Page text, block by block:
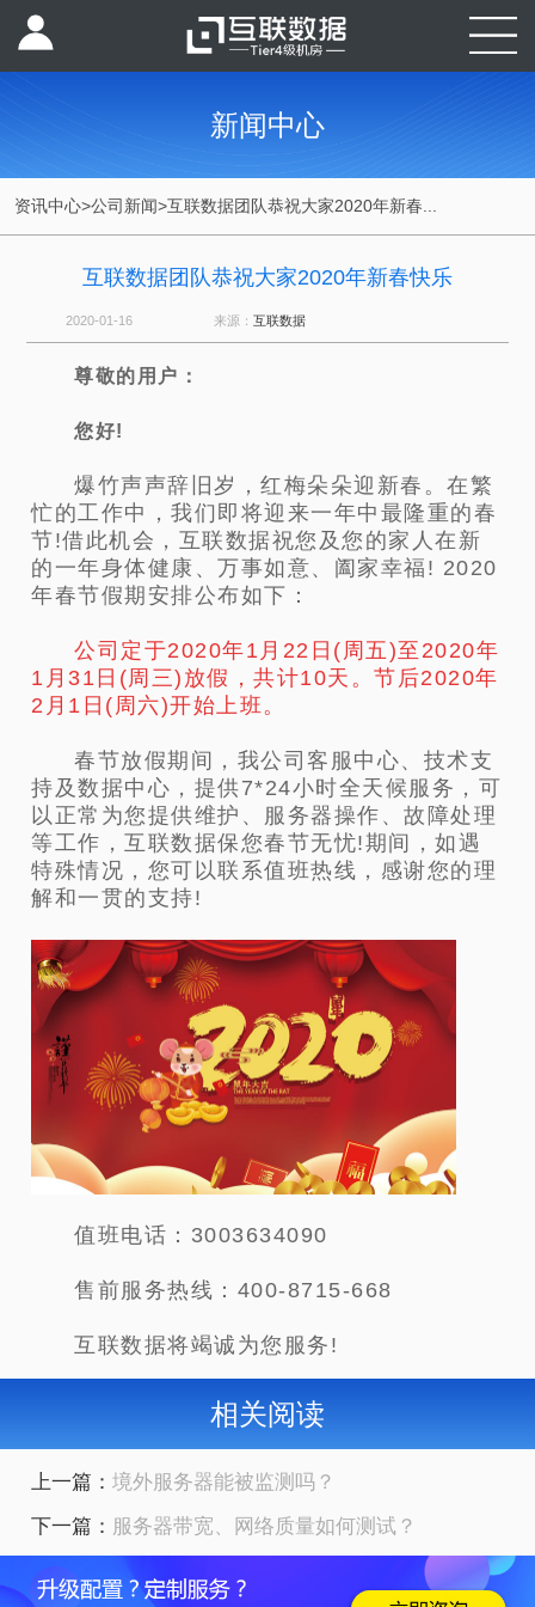
新闻中心
资讯中心>公司新闻>互联数据团队恭祝大家2020年新春...
互联数据团队恭祝大家2020年新春快乐
2020-01-16 来源： 互联数据
尊敬的用户：
您好!
爆竹声声辞旧岁，红梅朵朵迎新春。在繁
忙的工作中，我们即将迎来一年中最隆重的春
节!借此机会，互联数据祝您及您的家人在新
的一年身体健康、万事如意、阖家幸福! 2020
年春节假期安排公布如下：
公司定于2020年1月22日(周五)至2020年
1月31日(周三)放假，共计10天。节后2020年
2月1日(周六)开始上班。
春节放假期间，我公司客服中心、技术支
持及数据中心，提供7*24小时全天候服务，可
以正常为您提供维护、服务器操作、故障处理
等工作，互联数据保您春节无忧!期间，如遇
特殊情况，您可以联系值班热线，感谢您的理
解和一贯的支持!
值班电话：3003634090
售前服务热线：400-8715-668
互联数据将竭诚为您服务!
相关阅读
上一篇：境外服务器能被监测吗？
下一篇： 服务器带宽、网络质量如何测试？